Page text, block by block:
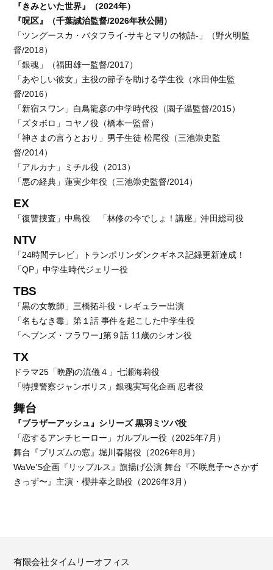
『きみといた世界』（2024年）
『呪区』（千葉誠治監督/2026年秋公開）
「ツングースカ・バタフライ‐サキとマリの物語‐」（野火明監
督/2018）
「銀魂」（福田雄一監督/2017）
「あやしい彼女」主役の節子を助ける学生役（水田伸生監
督/2016）
「新宿スワン」白鳥龍彦の中学時代役（園子温監督/2015）
「ズタボロ」コヤノ役（橋本一監督）
「神さまの言うとおり」男子生徒 松尾役（三池崇史監
督/2014）
「アルカナ」ミチル役（2013）
「悪の経典」蓮実少年役（三池崇史監督/2014）
EX
「復讐捜査」中島役 「林修の今でしょ！講座」沖田総司役
NTV
「24時間テレビ」トランポリンダンクギネス記録更新達成！
「QP」中学生時代ジェリー役
TBS
「黒の女教師」三橋拓斗役・レギュラー出演
「名もなき毒」第１話 事件を起こした中学生役
「ヘブンズ・フラワー｣第９話 11歳のシオン役
TX
ドラマ25「晩酌の流儀４」七瀬海莉役
「特捜警察ジャンポリス」銀魂実写化企画 忍者役
舞台
『ブラザーアッシュ』シリーズ 黒羽ミツバ役
「恋するアンチヒーロー」ガルブルー役（2025年7月）
舞台『プリズムの窓』堀川春陽役（2026年8月）
WaVe’S企画『リップルス』旗揚げ公演 舞台『不咲息子〜さかず
きっず〜』主演・櫻井幸之助役（2026年3月）
有限会社タイムリーオフィス